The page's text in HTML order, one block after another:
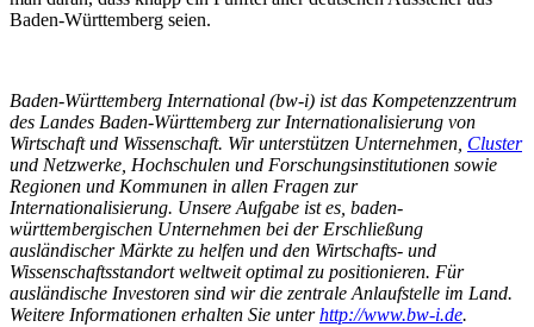
Baden-Württemberg seien.
Baden-Württemberg International (bw-i) ist das Kompetenzzentrum
des Landes Baden-Württemberg zur Internationalisierung von
Wirtschaft und Wissenschaft. Wir unterstützen Unternehmen, Cluster
und Netzwerke, Hochschulen und Forschungsinstitutionen sowie
Regionen und Kommunen in allen Fragen zur
Internationalisierung. Unsere Aufgabe ist es, baden-
württembergischen Unternehmen bei der Erschließung
ausländischer Märkte zu helfen und den Wirtschafts- und
Wissenschaftsstandort weltweit optimal zu positionieren. Für
ausländische Investoren sind wir die zentrale Anlaufstelle im Land.
Weitere Informationen erhalten Sie unterhttp://www.bw-i.de.